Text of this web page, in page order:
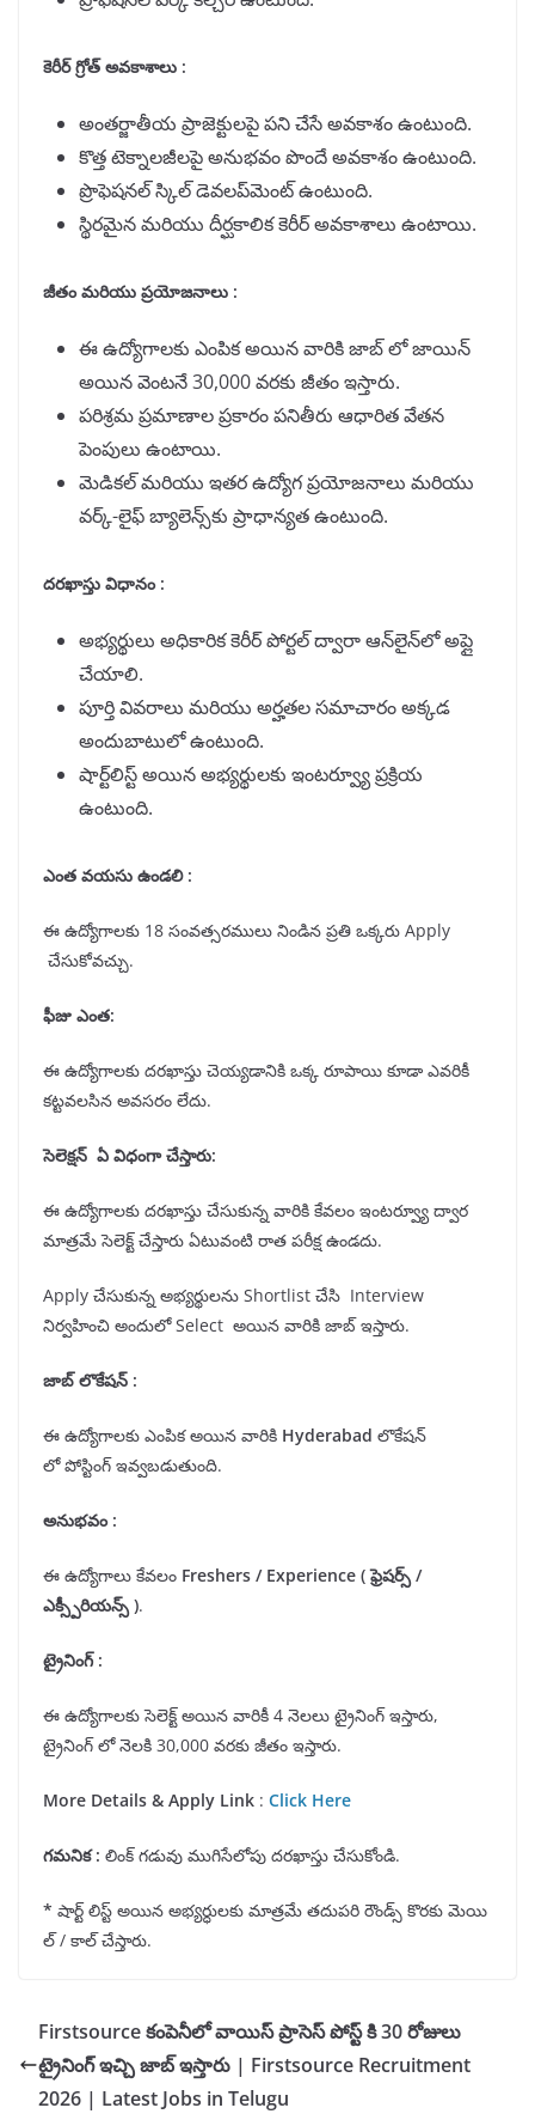
కెరీర్ గ్రోత్ అవకాశాలు :
అంతర్జాతీయ ప్రాజెక్టులపై పని చేసే అవకాశం ఉంటుంది.
కొత్త టెక్నాలజీలపై అనుభవం పొందే అవకాశం ఉంటుంది.
ప్రొఫెషనల్ స్కిల్ డెవలప్‌మెంట్ ఉంటుంది.
స్థిరమైన మరియు దీర్ఘకాలిక కెరీర్ అవకాశాలు ఉంటాయి.
జీతం మరియు ప్రయోజనాలు :
ఈ ఉద్యోగాలకు ఎంపిక అయిన వారికి జాబ్ లో జాయిన్
అయిన వెంటనే 30,000 వరకు జీతం ఇస్తారు.
పరిశ్రమ ప్రమాణాల ప్రకారం పనితీరు ఆధారిత వేతన
పెంపులు ఉంటాయి.
మెడికల్ మరియు ఇతర ఉద్యోగ ప్రయోజనాలు మరియు
వర్క్-లైఫ్ బ్యాలెన్స్‌కు ప్రాధాన్యత ఉంటుంది.
దరఖాస్తు విధానం :
అభ్యర్థులు అధికారిక కెరీర్ పోర్టల్ ద్వారా ఆన్‌లైన్‌లో అప్లై
చేయాలి.
పూర్తి వివరాలు మరియు అర్హతల సమాచారం అక్కడ
అందుబాటులో ఉంటుంది.
షార్ట్‌లిస్ట్ అయిన అభ్యర్థులకు ఇంటర్వ్యూ ప్రక్రియ
ఉంటుంది.
ఎంత వయసు ఉండలి :
ఈ ఉద్యోగాలకు 18 సంవత్సరములు నిండిన ప్రతి ఒక్కరు Apply
చేసుకోవచ్చు.
ఫీజు ఎంత:
ఈ ఉద్యోగాలకు దరఖాస్తు చెయ్యడానికి ఒక్క రూపాయి కూడా ఎవరికీ
కట్టవలసిన అవసరం లేదు.
సెలెక్షన్ ఏ విధంగా చేస్తారు:
ఈ ఉద్యోగాలకు దరఖాస్తు చేసుకున్న వారికి కేవలం ఇంటర్వ్యూ ద్వార
మాత్రమే సెలెక్ట్ చేస్తారు ఏటువంటి రాత పరీక్ష ఉండదు.
Apply చేసుకున్న అభ్యర్థులను Shortlist చేసి Interview
నిర్వహించి అందులో Select అయిన వారికి జాబ్ ఇస్తారు.
జాబ్ లొకేషన్ :
ఈ ఉద్యోగాలకు ఎంపిక అయిన వారికి Hyderabad లొకేషన్
లో పోస్టింగ్ ఇవ్వబడుతుంది.
అనుభవం :
ఈ ఉద్యోగాలు కేవలం Freshers / Experience (ఫ్రెషర్స్ /
ఎక్స్పీరియన్స్ ).
ట్రైనింగ్ :
ఈ ఉద్యోగాలకు సెలెక్ట్ అయిన వారికీ 4 నెలలు ట్రైనింగ్ ఇస్తారు,
ట్రైనింగ్ లో నెలకి 30,000 వరకు జీతం ఇస్తారు.
More Details & Apply Link : Click Here
గమనిక: లింక్ గడువు ముగిసేలోపు దరఖాస్తు చేసుకోండి.
* షార్ట్ లిస్ట్ అయిన అభ్యర్ధులకు మాత్రమే తదుపరి రౌండ్స్ కొరకు మెయి
ల్ / కాల్ చేస్తారు.
Firstsource కంపెనీలో వాయిస్ ప్రాసెస్ పోస్ట్ కి 30 రోజులు
ట్రైనింగ్ ఇచ్చి జాబ్ ఇస్తారు | Firstsource Recruitment
2026 | Latest Jobs in Telugu